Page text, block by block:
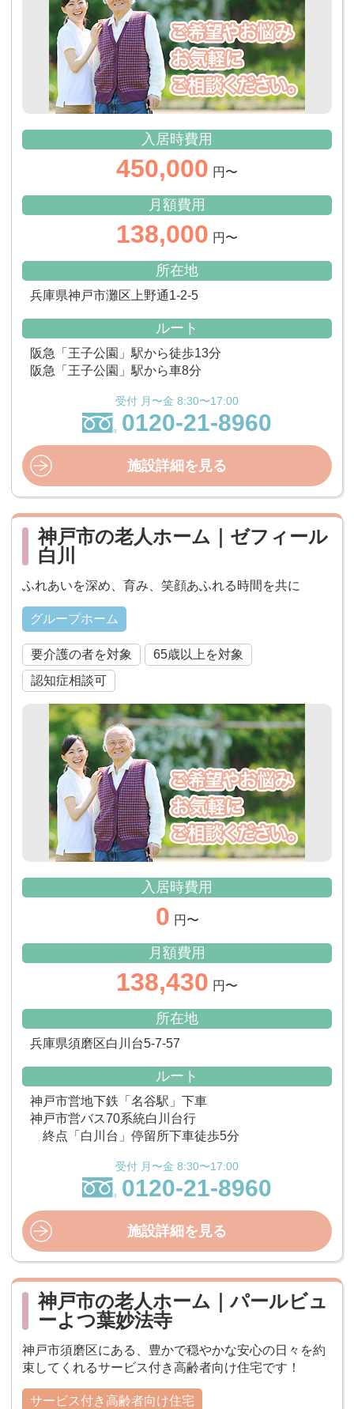
入居時費用
450,000 円〜
月額費用
138,000 円〜
所在地
兵庫県神戸市灘区上野通1-2-5
ルート
阪急「王子公園」駅から徒歩13分
阪急「王子公園」駅から車8分
受付 月〜金 8:30〜17:00
0120-21-8960
施設詳細を見る
神戸市の老人ホーム｜ゼフィール
白川
ふれあいを深め、育み、笑顔あふれる時間を共に
グループホーム
要介護の者を対象
65歳以上を対象
認知症相談可
入居時費用
0 円〜
月額費用
138,430 円〜
所在地
兵庫県須磨区白川台5-7-57
ルート
神戸市営地下鉄「名谷駅」下車
神戸市営バス70系統白川台行
終点「白川台」停留所下車徒歩5分
受付 月〜金 8:30〜17:00
0120-21-8960
施設詳細を見る
神戸市の老人ホーム｜パールビュ
ーよつ葉妙法寺
神戸市須磨区にある、豊かで穏やかな安心の日々を約
束してくれるサービス付き高齢者向け住宅です！
サービス付き高齢者向け住宅